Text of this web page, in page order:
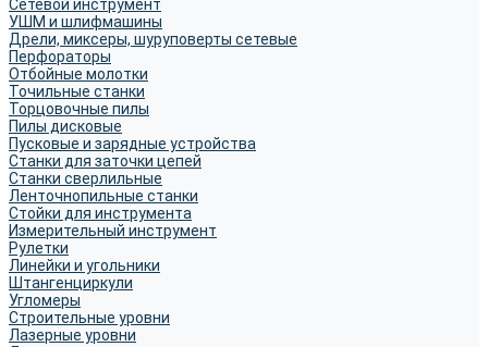
Сетевой инструмент
УШМ и шлифмашины
Дрели, миксеры, шуруповерты сетевые
Перфораторы
Отбойные молотки
Точильные станки
Торцовочные пилы
Пилы дисковые
Пусковые и зарядные устройства
Станки для заточки цепей
Станки сверлильные
Ленточнопильные станки
Стойки для инструмента
Измерительный инструмент
Рулетки
Линейки и угольники
Штангенциркули
Угломеры
Строительные уровни
Лазерные уровни